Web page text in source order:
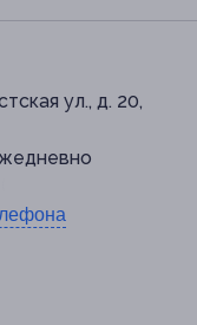
ул., д. 20,